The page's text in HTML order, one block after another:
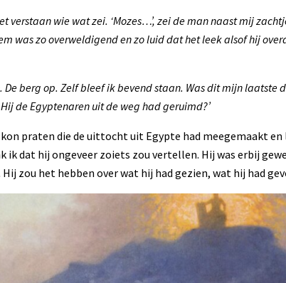
verstaan wie wat zei. ‘Mozes…’, zei de man naast mij
was zo overweldigend en zo luid dat het leek alsof hij
De berg op. Zelf bleef ik bevend staan. Was dit mijn laatste
de Egyptenaren uit de weg had geruimd?’
praten die de uittocht uit Egypte had meegemaakt en
ik dat hij ongeveer zoiets zou vertellen. Hij was erbij
Hij zou het hebben over wat hij had gezien, wat hij had